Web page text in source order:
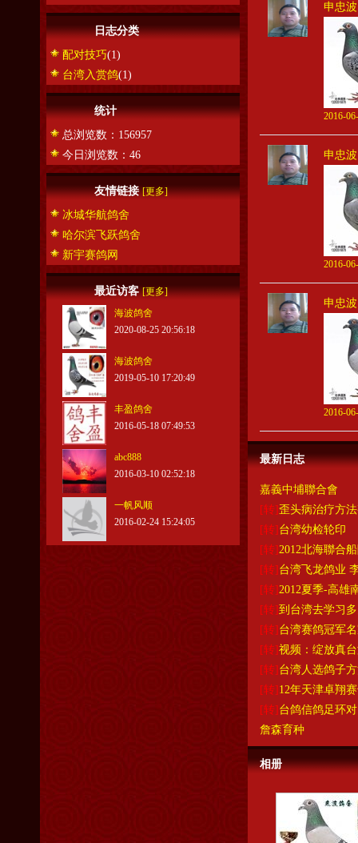
日志分类
配对技巧(1)
台湾入赏鸽(1)
统计
总浏览数：156957
今日浏览数：46
友情链接[更多]
冰城华航鸽舍
哈尔滨飞跃鸽舍
新宇赛鸽网
最近访客[更多]
海波鸽舍
2020-08-25 20:56:18
海波鸽舍
2019-05-10 17:20:49
丰盈鸽舍
2016-05-18 07:49:53
abc888
2016-03-10 02:52:18
一帆风顺
2016-02-24 15:24:05
申忠波
2016-
申忠波
2016-
申忠波
2016-
最新日志
嘉義中埔聯合會
[转]歪头病治疗方
[转] 台湾幼检轮印
[转]2012北海聯合
[转] 台湾飞龙鸽业
[转]2012夏季-高雄
[转]到台湾去学习
[转] 台湾赛鸽冠军
[转]视频：绽放真
[转] 台湾人选鸽子
[转] 12年天津卓翔
[转] 台鸽信鸽足环
詹森育种
相册